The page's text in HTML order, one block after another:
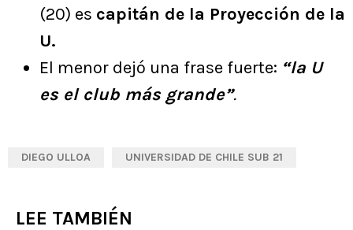
(20) es capitán de la Proyección de la
U.
El menor dejó una frase fuerte: “la U
es el club más grande”.
DIEGO ULLOA UNIVERSIDAD DE CHILE SUB 21
LEE TAMBIÉN